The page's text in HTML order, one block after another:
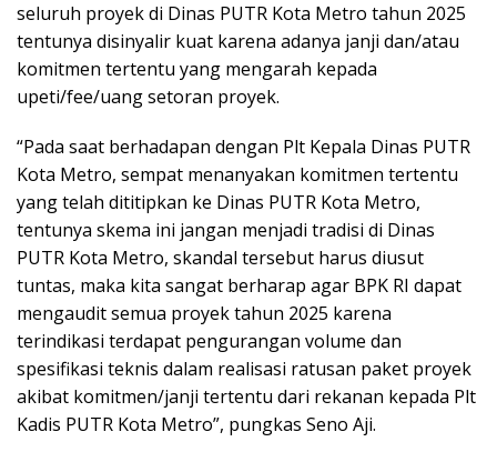
seluruh proyek di Dinas PUTR Kota Metro tahun 2025
tentunya disinyalir kuat karena adanya janji dan/atau
komitmen tertentu yang mengarah kepada
upeti/fee/uang setoran proyek.
“Pada saat berhadapan dengan Plt Kepala Dinas PUTR
Kota Metro, sempat menanyakan komitmen tertentu
yang telah dititipkan ke Dinas PUTR Kota Metro,
tentunya skema ini jangan menjadi tradisi di Dinas
PUTR Kota Metro, skandal tersebut harus diusut
tuntas, maka kita sangat berharap agar BPK RI dapat
mengaudit semua proyek tahun 2025 karena
terindikasi terdapat pengurangan volume dan
spesifikasi teknis dalam realisasi ratusan paket proyek
akibat komitmen/janji tertentu dari rekanan kepada Plt
Kadis PUTR Kota Metro”, pungkas Seno Aji.